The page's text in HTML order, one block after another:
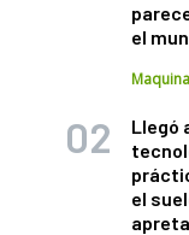
el
Llegó
el